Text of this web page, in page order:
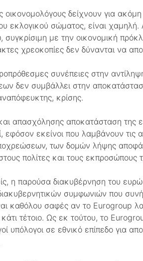
οικονομολόγους δείχνουν για
σώματος, είναι χαμηλή.
με την οικονομική
χρεοκοπίες δεν δύνανται να
συνέπειες στην
δεν συμβάλλει στην
κρίσης.
απασχόλησης αποκατάσταση της
εκείνοι που λαμβάνουν τις
των δομών λήψης
πολίτες και τους εκπροσώπους
η παρούσα διακυβέρνηση του
συμφωνιών που
καθόλου σαφές αν το Eurogroup
τέτοιο. Ως εκ τούτου, το
υπόλογοι σε εθνικό επίπεδο για